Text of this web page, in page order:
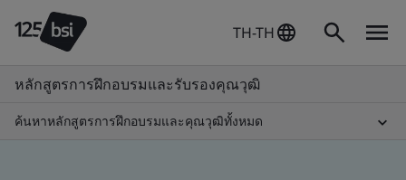
TH-TH
หลักสูตรการฝึกอบรมและรับรองคุณวุฒิ
ค้นหาหลักสูตรการฝึกอบรมและคุณวุฒิทั้งหมด